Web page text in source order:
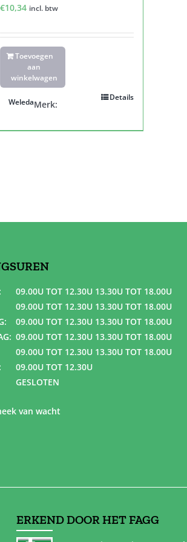
€10,34 incl. btw
Toevoegen
aan
winkelwagen
Details
Merk:
Weleda
09.00U TOT 12.30U 13.30U TOT 18.00U
09.00U TOT 12.30U 13.30U TOT 18.00U
09.00U TOT 12.30U 13.30U TOT 18.00U
09.00U TOT 12.30U 13.30U TOT 18.00U
09.00U TOT 12.30U 13.30U TOT 18.00U
09.00U TOT 12.30U
GESLOTEN
van wacht
ERKEND DOOR HET FAGG